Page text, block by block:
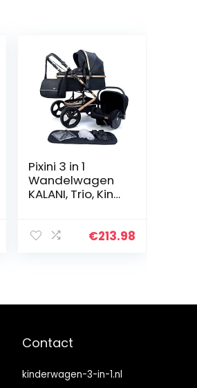
Pixini 3 in 1
Wandelwagen
KALANI, Trio, Kind,
(Goud/Zwart)
€213.98
Contact
kinderwagen-3-in-1.nl